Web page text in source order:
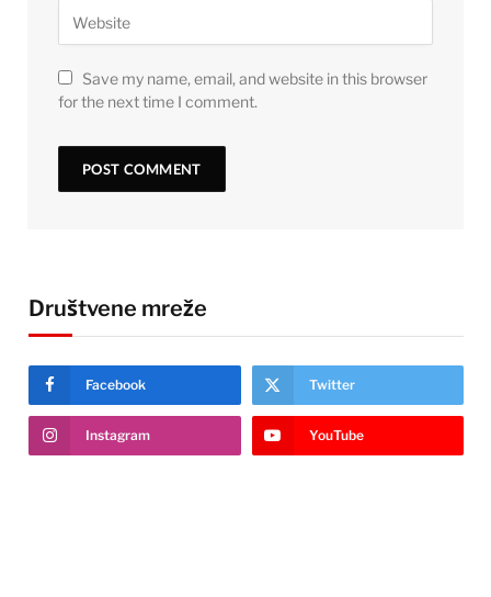
Save my name, email, and website in this browser
for the next time I comment.
Društvene mreže
Facebook Twitter
Instagram YouTube